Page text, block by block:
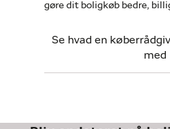
gøre dit boligkøb bedre,
Se hvad en
med